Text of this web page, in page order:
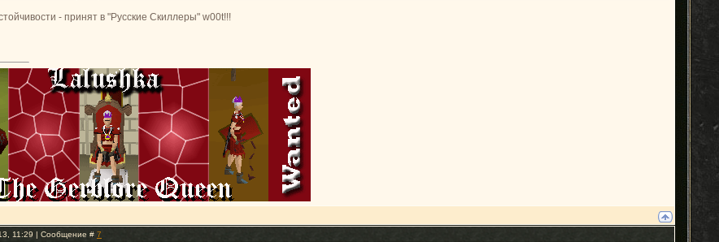
- принят в "Русские Скиллеры" w00t!!!
11:29 | Сообщение # 7